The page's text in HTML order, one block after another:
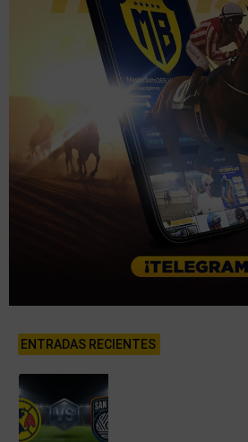
ENTRADAS RECIENTES